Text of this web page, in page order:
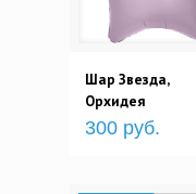
Шар Звезда,
Орхидея
300 руб.